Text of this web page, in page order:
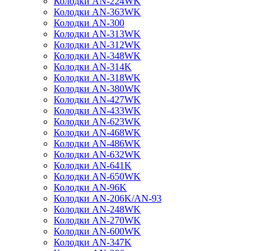
Колодки AN-363WK
Колодки AN-300
Колодки AN-313WK
Колодки AN-312WK
Колодки AN-348WK
Колодки AN-314K
Колодки AN-318WK
Колодки AN-380WK
Колодки AN-427WK
Колодки AN-433WK
Колодки AN-623WK
Колодки AN-468WK
Колодки AN-486WK
Колодки AN-632WK
Колодки AN-641K
Колодки AN-650WK
Колодки AN-96K
Колодки AN-206K/AN-93
Колодки AN-248WK
Колодки AN-270WK
Колодки AN-600WK
Колодки AN-347K